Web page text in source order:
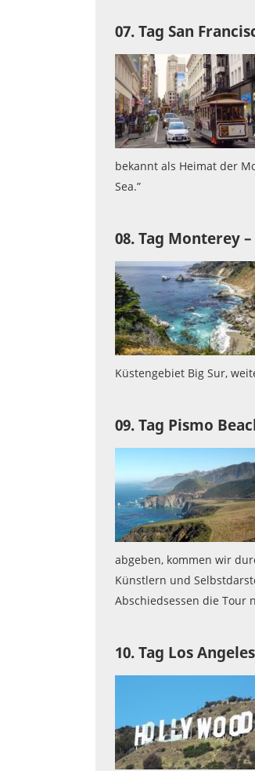
07. Tag San
bekannt als Heimat der
Sea.”
08. Tag Monterey
Küstengebiet Big Sur,
09. Tag Pismo
abgeben, kommen wir
Künstlern und
Abschiedsessen die Tour
10. Tag Los Angeles